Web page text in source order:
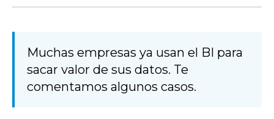
Muchas empresas ya usan el BI para
sacar valor de sus datos. Te
comentamos algunos casos.